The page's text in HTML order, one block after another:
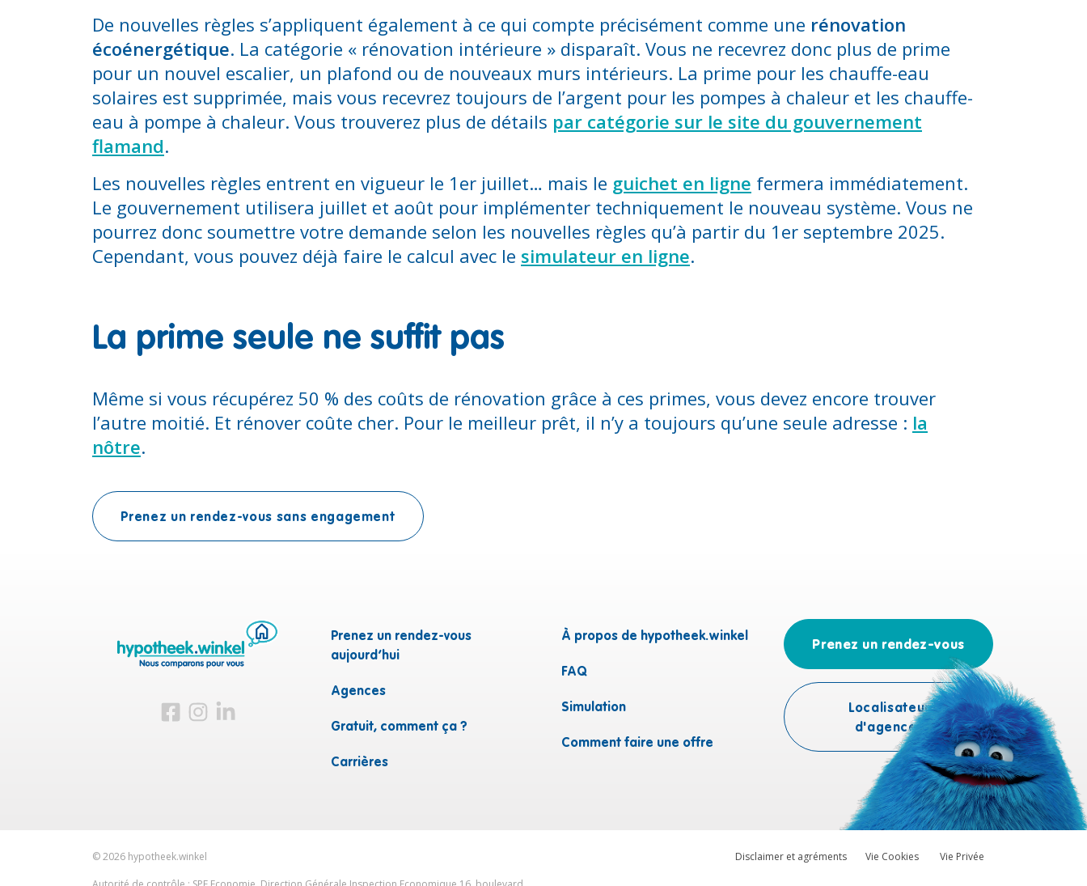
De nouvelles règles s’appliquent également à ce qui compte précisément comme une rénovation
écoénergétique. La catégorie « rénovation intérieure » disparaît. Vous ne recevrez donc plus de prime
pour un nouvel escalier, un plafond ou de nouveaux murs intérieurs. La prime pour les chauffe-eau
solaires est supprimée, mais vous recevrez toujours de l’argent pour les pompes à chaleur et les chauffe-
eau à pompe à chaleur. Vous trouverez plus de détails par catégorie sur le site du gouvernement
flamand.
Les nouvelles règles entrent en vigueur le 1er juillet… mais le guichet en ligne fermera immédiatement.
Le gouvernement utilisera juillet et août pour implémenter techniquement le nouveau système. Vous ne
pourrez donc soumettre votre demande selon les nouvelles règles qu’à partir du 1er septembre 2025.
Cependant, vous pouvez déjà faire le calcul avec le simulateur en ligne.
La prime seule ne suffit pas
Même si vous récupérez 50 % des coûts de rénovation grâce à ces primes, vous devez encore trouver
l’autre moitié. Et rénover coûte cher. Pour le meilleur prêt, il n’y a toujours qu’une seule adresse : la
nôtre.
Prenez un rendez-vous sans engagement
Visitez-nous sur Facebook
Visitez-nous sur Instagram
Visitez-nous sur LinkedIn
Prenez un rendez-vous
aujourd’hui
Agences
Gratuit, comment ça ?
Carrières
À propos de hypotheek.winkel
FAQ
Simulation
Comment faire une offre
Prenez un rendez-vous
Localisateur
d'agences
©2026 hypotheek.winkel
Disclaimer et agréments Vie Cookies Vie Privée